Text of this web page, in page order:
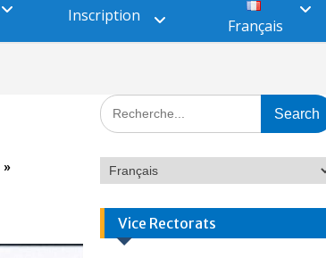
Inscription
Français
»
Vice Rectorats